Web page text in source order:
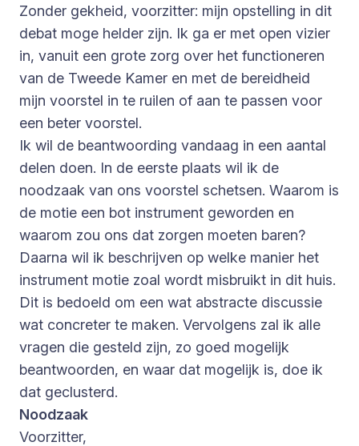
Zonder gekheid, voorzitter: mijn opstelling in dit
debat moge helder zijn. Ik ga er met open vizier
in, vanuit een grote zorg over het functioneren
van de Tweede Kamer en met de bereidheid
mijn voorstel in te ruilen of aan te passen voor
een beter voorstel.
Ik wil de beantwoording vandaag in een aantal
delen doen. In de eerste plaats wil ik de
noodzaak van ons voorstel schetsen. Waarom is
de motie een bot instrument geworden en
waarom zou ons dat zorgen moeten baren?
Daarna wil ik beschrijven op welke manier het
instrument motie zoal wordt misbruikt in dit huis.
Dit is bedoeld om een wat abstracte discussie
wat concreter te maken. Vervolgens zal ik alle
vragen die gesteld zijn, zo goed mogelijk
beantwoorden, en waar dat mogelijk is, doe ik
dat geclusterd.
Noodzaak
Voorzitter,